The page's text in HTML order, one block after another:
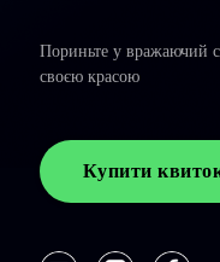
Пориньте у вражаючий
своєю красою
Купити